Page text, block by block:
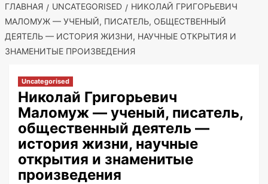
ГЛАВНАЯ UNCATEGORISED
НИКОЛАЙ ГРИГОРЬЕВИЧ
МАЛОМУЖ — УЧЕНЫЙ, ПИСАТЕЛЬ, ОБЩЕСТВЕННЫЙ
ДЕЯТЕЛЬ — ИСТОРИЯ ЖИЗНИ, НАУЧНЫЕ ОТКРЫТИЯ И
ЗНАМЕНИТЫЕ ПРОИЗВЕДЕНИЯ
Uncategorised
Николай Григорьевич
Маломуж — ученый, писатель,
общественный деятель —
история жизни, научные
открытия и знаменитые
произведения